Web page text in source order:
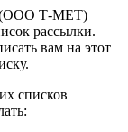
(ООО Т-МЕТ)
рассылки.
вам на этот
списков